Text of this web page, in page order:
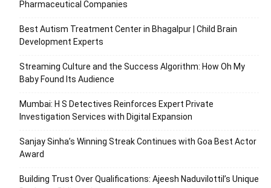
Pharmaceutical Companies
Best Autism Treatment Center in Bhagalpur | Child Brain
Development Experts
Streaming Culture and the Success Algorithm: How Oh My
Baby Found Its Audience
Mumbai: H S Detectives Reinforces Expert Private
Investigation Services with Digital Expansion
Sanjay Sinha’s Winning Streak Continues with Goa Best Actor
Award
Building Trust Over Qualifications: Ajeesh Naduvilottil’s Unique